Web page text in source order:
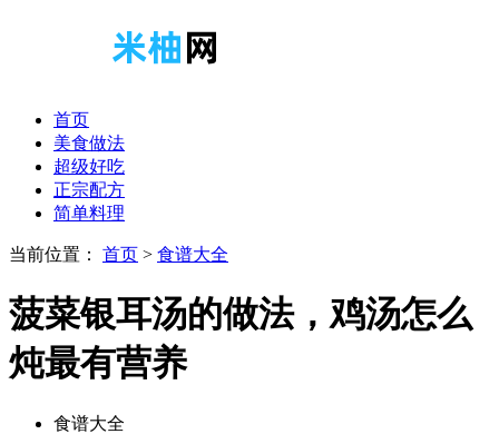
首页
美食做法
超级好吃
正宗配方
简单料理
当前位置： 首页 > 食谱大全
菠菜银耳汤的做法，鸡汤怎么
炖最有营养
食谱大全